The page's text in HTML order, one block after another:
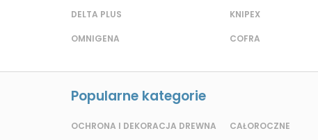
DELTA PLUS
OMNIGENA
KNIPEX
COFRA
Popularne kategorie
OCHRONA I DEKORACJA DREWNA CAŁOROCZNE